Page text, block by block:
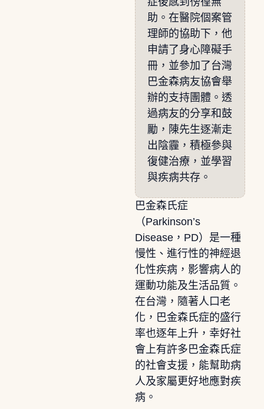
助。在醫院個案管
理師的協助下，他
申請了身心障礙手
冊，並參加了台灣
巴金森病友協會舉
辦的支持團體。透
過病友的分享和鼓
勵，陳先生逐漸走
出陰霾，積極參與
復健治療，並學習
與疾病共存。
巴金森氏症
（Parkinson’s
Disease，PD）是一種
慢性、進行性的神經退
化性疾病，影響病人的
運動功能及生活品質。
在台灣，隨著人口老
化，巴金森氏症的盛行
率也逐年上升，幸好社
會上有許多巴金森氏症
的社會支援，能幫助病
人及家屬更好地應對疾
病。